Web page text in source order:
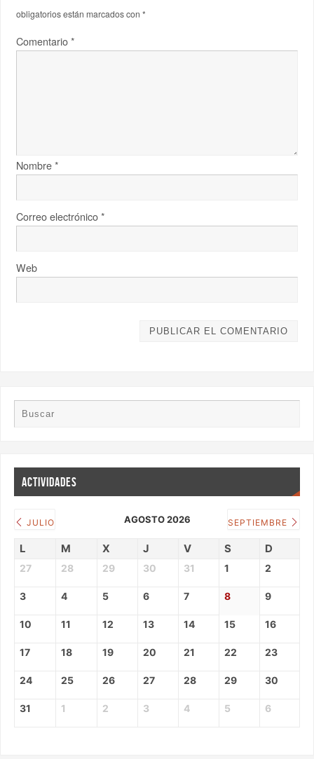
obligatorios están marcados con *
Comentario*
Nombre*
Correo electrónico*
Web
ACTIVIDADES
JULIO AGOSTO 2026 SEPTIEMBRE
L M X J V S D
27 28 29 30 31 1 2
3 4 5 6 7 8 9
10 11 12 13 14 15 16
17 18 19 20 21 22 23
24 25 26 27 28 29 30
31 1 2 3 4 5 6